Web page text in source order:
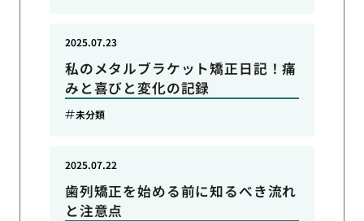
私のメタルブラケット矯正日記！痛
みと喜びと変化の記録
2025.07.23
未分類
歯列矯正を始める前に知るべき流れ
と注意点
2025.07.22